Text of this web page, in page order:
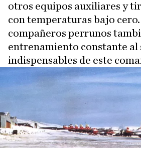
otros equipos auxiliares y
con temperaturas bajo cero.
compañeros perrunos
entrenamiento constante al
indispensables de este